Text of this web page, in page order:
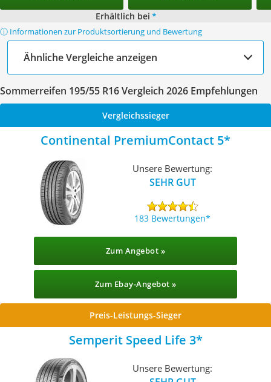
Erhältlich bei *
ⓘ Informationen zur Produktsortierung und Bewertung
Ähnliche Vergleiche anzeigen
Sommerreifen 195/55 R16 Vergleich 2026 Empfehlungen
Vergleichssieger
Continental PremiumContact 5
Unsere Bewertung:
SEHR GUT
183 Bewertungen
Zum Angebot »
Zum Ebay-Angebot »
Preis-Leistungs-Sieger
Semperit Speed Life 3
Unsere Bewertung: